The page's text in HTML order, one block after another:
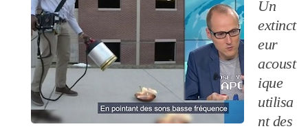
Un
extinct
eur
acoust
ique
utilisa
nt des